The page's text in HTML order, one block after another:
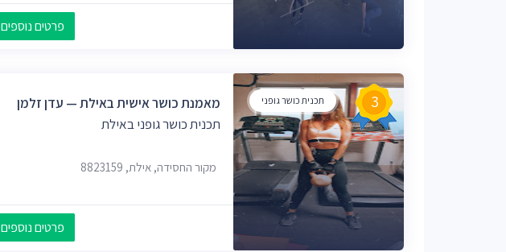
פרטים נוספים
תכנית כושר גופני 3
מאמנת כושר אישית באילת — עדן זלמן
תכנית כושר גופני באילת
מקור החסידה, אילת, 8823159
פרטים נוספים